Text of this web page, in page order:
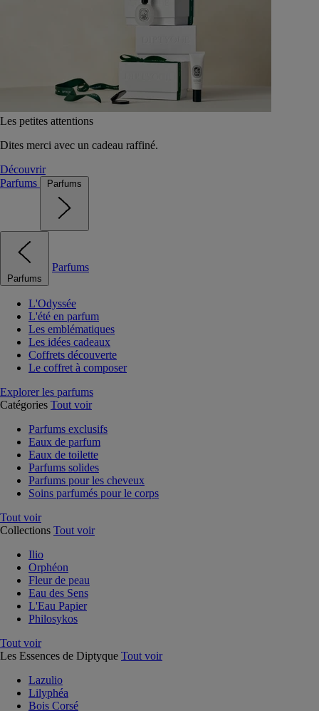
Les petites attentions
Dites merci avec un cadeau raffiné.
Découvrir
Parfums
Parfums
Parfums
Parfums
L'Odyssée
L'été en parfum
Les emblématiques
Les idées cadeaux
Coffrets découverte
Le coffret à composer
Explorer les parfums
Catégories Tout voir
Parfums exclusifs
Eaux de parfum
Eaux de toilette
Parfums solides
Parfums pour les cheveux
Soins parfumés pour le corps
Tout voir
Collections Tout voir
Ilio
Orphéon
Fleur de peau
Eau des Sens
L'Eau Papier
Philosykos
Tout voir
Les Essences de Diptyque Tout voir
Lazulio
Lilyphéa
Bois Corsé